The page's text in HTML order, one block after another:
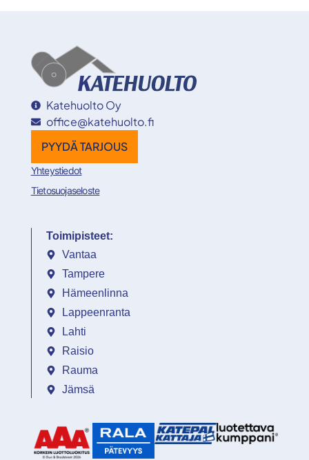
Katehuolto Oy
office@katehuolto.fi
PYYDÄ TARJOUS
Yhteystiedot
Tietosuojaseloste
Toimipisteet:
Vantaa
Tampere
Hämeenlinna
Lappeenranta
Lahti
Raisio
Rauma
Jämsä